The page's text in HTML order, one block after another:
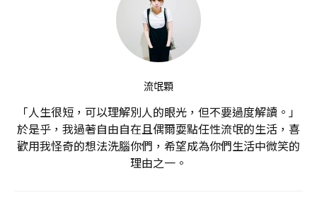
流氓顆
「人生很短，可以理解別人的眼光，但不要過度解讀。」
於是乎，我過著自由自在且偶爾耍點任性流氓的生活，喜
歡用我怪奇的想法洗腦你們，希望成為你們生活中微笑的
理由之一。